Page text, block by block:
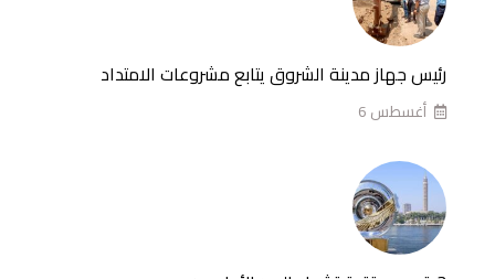
حسن
بعد
رئيس جهاز مدينة الشروق يتابع مشروعات الامتداد
أغسطس 6